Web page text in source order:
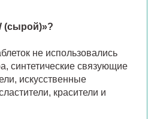
(сырой)»?
не использовались
синтетические связующие
искусственные
красители и